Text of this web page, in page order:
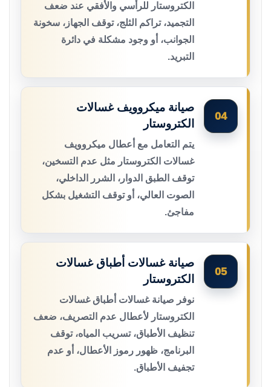
الكتروستار للرأسي والأفقي عند ضعف
التجميد، تراكم الثلج، توقف الجهاز، سخونة
الجوانب، أو وجود مشكلة في دائرة
التبريد.
04
صيانة ميكروويف غسالات
الكتروستار
يتم التعامل مع أعطال ميكروويف
غسالات الكتروستار مثل عدم التسخين،
توقف الطبق الدوار، الشرر الداخلي،
الصوت العالي، أو توقف التشغيل بشكل
مفاجئ.
05
صيانة غسالات أطباق غسالات
الكتروستار
نوفر صيانة غسالات أطباق غسالات
الكتروستار لأعطال عدم التصريف، ضعف
تنظيف الأطباق، تسريب المياه، توقف
البرنامج، ظهور رموز الأعطال، أو عدم
تجفيف الأطباق.